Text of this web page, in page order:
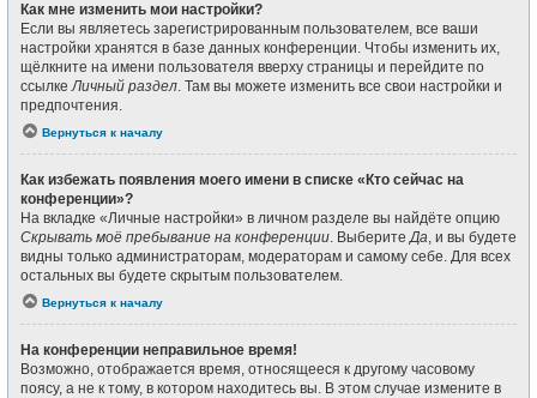
Как мне изменить мои настройки?
Если вы являетесь зарегистрированным пользователем, все ваши
настройки хранятся в базе данных конференции. Чтобы изменить их,
щёлкните на имени пользователя вверху страницы и перейдите по
ссылкеЛичный раздел. Там вы можете изменить все свои настройки и
предпочтения.
Вернуться к началу
Как избежать появления моего имени в списке «Кто сейчас на
конференции»?
На вкладке «Личные настройки» в личном разделе вы найдёте опцию
Скрывать моё пребывание на конференции. ВыберитеДа, и вы будете
видны только администраторам, модераторам и самому себе. Для всех
остальных вы будете скрытым пользователем.
Вернуться к началу
На конференции неправильное время!
Возможно, отображается время, относящееся к другому часовому
поясу, а не к тому, в котором находитесь вы. В этом случае измените в